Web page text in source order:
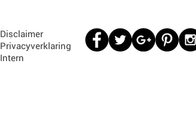
Disclaimer
Privacyverklaring
Intern